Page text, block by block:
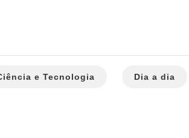
e Tecnologia Dia a dia